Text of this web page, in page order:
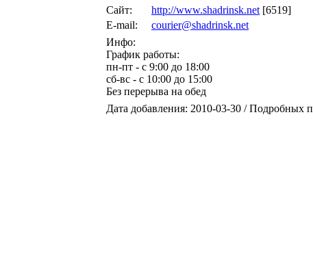
Сайт:
http://www.shadrinsk.net [6519]
E-mail:
courier@shadrinsk.net
Инфо:
График работы:
пн-пт - с 9:00 до 18:00
сб-вс - c 10:00 до 15:00
Без перерыва на обед
Дата добавления: 2010-03-30 / Подробных